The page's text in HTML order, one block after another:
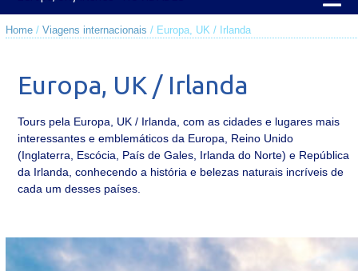
Home/ Viagens internacionais / Europa, UK / Irlanda
Europa, UK / Irlanda
Tours pela Europa, UK / Irlanda, com as cidades e lugares mais
interessantes e emblemáticos da Europa, Reino Unido
(Inglaterra, Escócia, País de Gales, Irlanda do Norte) e República
da Irlanda, conhecendo a história e belezas naturais incríveis de
cada um desses países.